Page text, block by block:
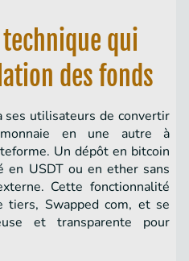
qui
des fonds
ses utilisateurs de convertir
en une autre à
Un dépôt en bitcoin
en USDT ou en ether sans
Cette fonctionnalité
tiers, Swapped com, et se
et transparente pour